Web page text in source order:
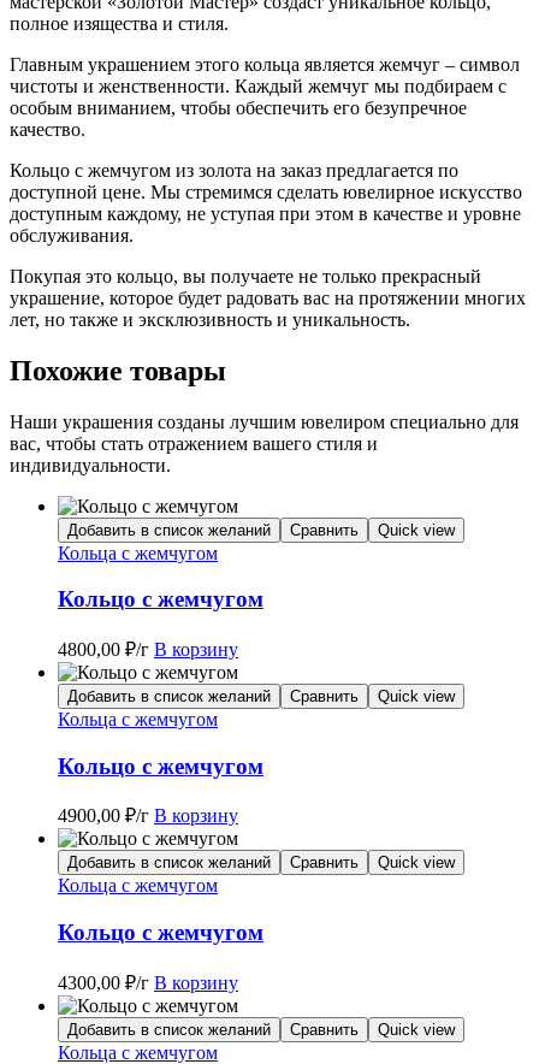
полное изящества и стиля.
Главным украшением этого кольца является жемчуг – символ
чистоты и женственности. Каждый жемчуг мы подбираем с
особым вниманием, чтобы обеспечить его безупречное
качество.
Кольцо с жемчугом из золота на заказ предлагается по
доступной цене. Мы стремимся сделать ювелирное искусство
доступным каждому, не уступая при этом в качестве и уровне
обслуживания.
Покупая это кольцо, вы получаете не только прекрасный
украшение, которое будет радовать вас на протяжении многих
лет, но также и эксклюзивность и уникальность.
Похожие товары
Наши украшения созданы лучшим ювелиром специально для
вас, чтобы стать отражением вашего стиля и
индивидуальности.
Добавить в список желаний Сравнить Quick view
Кольца с жемчугом
Кольцо с жемчугом
4800,00 ₽/г В корзину
Добавить в список желаний Сравнить Quick view
Кольца с жемчугом
Кольцо с жемчугом
4900,00 ₽/г В корзину
Добавить в список желаний Сравнить Quick view
Кольца с жемчугом
Кольцо с жемчугом
4300,00 ₽/г В корзину
Добавить в список желаний Сравнить Quick view
Кольца с жемчугом